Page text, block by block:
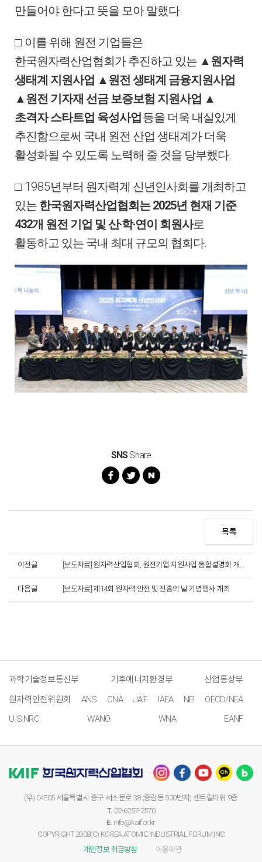
만들어야 한다고 뜻을 모아 말했다.
□ 이를 위해 원전 기업들은
한국원자력산업협회가 추진하고 있는 ▲ 원자력
생태계 지원사업 ▲ 원전 생태계 금융지원사업
▲ 원전 기자재 선금 보증보험 지원사업 ▲
초격자 스타트업 육성사업 등을 더욱 내실있게
추진함으로써 국내 원전 산업 생태계가 더욱
활성화될 수 있도록 노력해 줄 것을 당부했다.
□ 1985년부터 원자력계 신년인사회를 개최하고
있는 한국원자력산업협회는2025년 현재 기준
432개 원전 기업 및 산·학·연이 회원사로
활동하고 있는 국내 최대 규모의 협회다.
SNSShare
목록
이전글 [보도자료] 원자력산업협회, 원전기업 지원사업 통합설명회 개최
다음글 [보도자료] 제14회 원자력 안전 및 진흥의 날 기념행사 개최
과학기술정보통신부 기후에너지환경부
산업통상부
원자력안전위원회
ANS CNA JAIF IAEA NEI
OECD/NEA
U.S.NRC
WANO WNA EANF
(우) 04505 서울특별시 중구 서소문로 38 (중림동 500번지) 센트럴타워 9층
T. 02-6257-2570
E. info@kaif.or.kr
COPYRIGHT 2008(C) KOREA ATOMIC INDUSTRIAL FORUM,INC
· 개인정보 취급방침
· 이용약관